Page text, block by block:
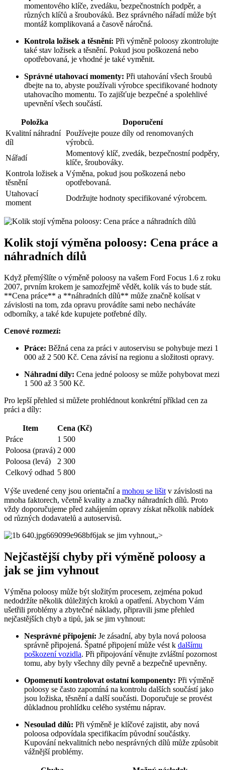
momentového klíče, zvedáku, bezpečnostních podpěr, a
různých klíčů a šroubováků. Bez správného nářadí může být
montáž komplikovaná a časově náročná.
Kontrola ložisek a těsnění: Při výměně poloosy zkontrolujte
také stav ložisek a těsnění. Pokud jsou poškozená nebo
opotřebovaná, je vhodné je také vyměnit.
Správné utahovací momenty: Při utahování všech šroubů
dbejte na to, abyste používali výrobce specifikované hodnoty
utahovacího momentu. To zajišťuje bezpečné a spolehlivé
upevnění všech součástí.
Položka
Doporučení
Kvalitní náhradní
díl
Používejte pouze díly od renomovaných
výrobců.
Nářadí
Momentový klíč, zvedák, bezpečnostní podpěry,
klíče, šroubováky.
Kontrola ložisek a
těsnění
Výměna, pokud jsou poškozená nebo
opotřebovaná.
Utahovací
moment
Dodržujte hodnoty specifikované výrobcem.
Kolik stojí výměna poloosy: Cena práce a
náhradních dílů
Když přemýšlíte o výměně poloosy na vašem Ford Focus 1.6 z roku
2007, prvním krokem je samozřejmě vědět, kolik vás to bude stát.
**Cena práce** a **náhradních dílů** může značně kolísat v
závislosti na tom, zda opravu provádíte sami nebo necháváte
odborníky, a také kde kupujete potřebné díly.
Cenové rozmezí:
Práce: Běžná cena za práci v autoservisu se pohybuje mezi 1
000 až 2 500 Kč. Cena závisí na regionu a složitosti opravy.
Náhradní díly: Cena jedné poloosy se může pohybovat mezi
1 500 až 3 500 Kč.
Pro lepší přehled si můžete prohlédnout konkrétní příklad cen za
práci a díly:
Item
Cena (Kč)
Práce
1 500
Poloosa (pravá) 2 000
Poloosa (levá)
2 300
Celkový odhad 5 800
Výše uvedené ceny jsou orientační a mohou se lišit v závislosti na
mnoha faktorech, včetně kvality a značky náhradních dílů. Proto
vždy doporučujeme před zahájením opravy získat několik nabídek
od různých dodavatelů a autoservisů.
jak se jim vyhnout„>
Nejčastější chyby při výměně poloosy a
jak se jim vyhnout
Výměna poloosy může být složitým procesem, zejména pokud
nedodržíte několik důležitých kroků a opatření. Abychom Vám
ušetřili problémy a zbytečné náklady, připravili jsme přehled
nejčastějších chyb a tipů, jak se jim vyhnout:
Nesprávné připojení: Je zásadní, aby byla nová poloosa
správně připojená. Špatné připojení může vést k dalšímu
poškození vozidla. Při připojování věnujte zvláštní pozornost
tomu, aby byly všechny díly pevně a bezpečně upevněny.
Opomenutí kontrolovat ostatní komponenty: Při výměně
poloosy se často zapomíná na kontrolu dalších součástí jako
jsou ložiska, těsnění a další součásti. Doporučuje se provést
důkladnou prohlídku celého systému náprav.
Nesoulad dílů: Při výměně je klíčové zajistit, aby nová
poloosa odpovídala specifikacím původní součástky.
Kupování nekvalitních nebo nesprávných dílů může způsobit
vážnější problémy.